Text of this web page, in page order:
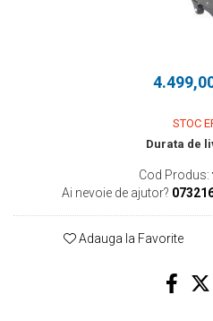
STOC
Durata de
Cod Produs:
Ai nevoie de ajutor?
Adauga la Favorite